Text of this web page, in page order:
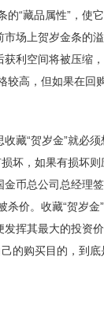
“藏品属性”，使它
场上贺岁金条的
利空间将被压缩
高，但如果在回
“贺岁金”就必须
坏，如果有损坏
币总公司总经理
价。收藏“贺岁金
挥其最大的投资价
的购买目的，到